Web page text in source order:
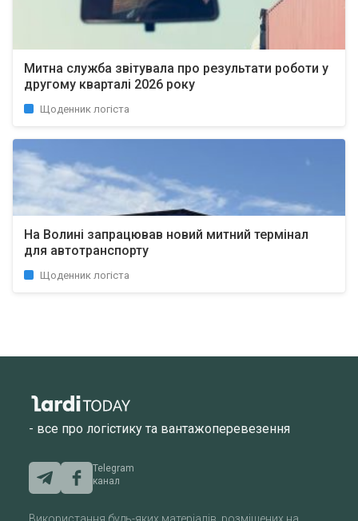
Митна служба звітувала про результати роботи у
другому кварталі 2026 року
Щоденник логіста
На Волині запрацював новий митний термінал
для автотранспорту
Щоденник логіста
- все про логістику та вантажоперевезення
Telegram
канал